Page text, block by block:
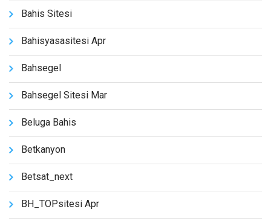
Bahis Sitesi
Bahisyasasitesi Apr
Bahsegel
Bahsegel Sitesi Mar
Beluga Bahis
Betkanyon
Betsat_next
BH_TOPsitesi Apr